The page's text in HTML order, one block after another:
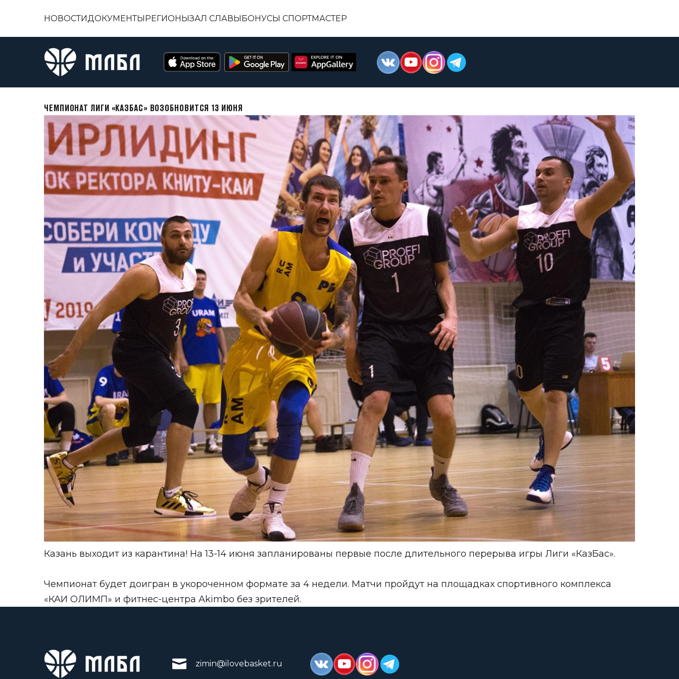
НОВОСТИДОКУМЕНТЫРЕГИОНЫЗАЛ СЛАВЫБОНУСЫ СПОРТМАСТЕР
ЧЕМПИОНАТ ЛИГИ «КАЗБАС» ВОЗОБНОВИТСЯ 13 ИЮНЯ
Казань выходит из карантина! На 13-14 июня запланированы первые после длительного перерыва игры Лиги «КазБас».
Чемпионат будет доигран в укороченном формате за 4 недели. Матчи пройдут на площадках спортивного комплекса
«КАИ ОЛИМП» и фитнес-центра Akimbo без зрителей.
zimin@ilovebasket.ru